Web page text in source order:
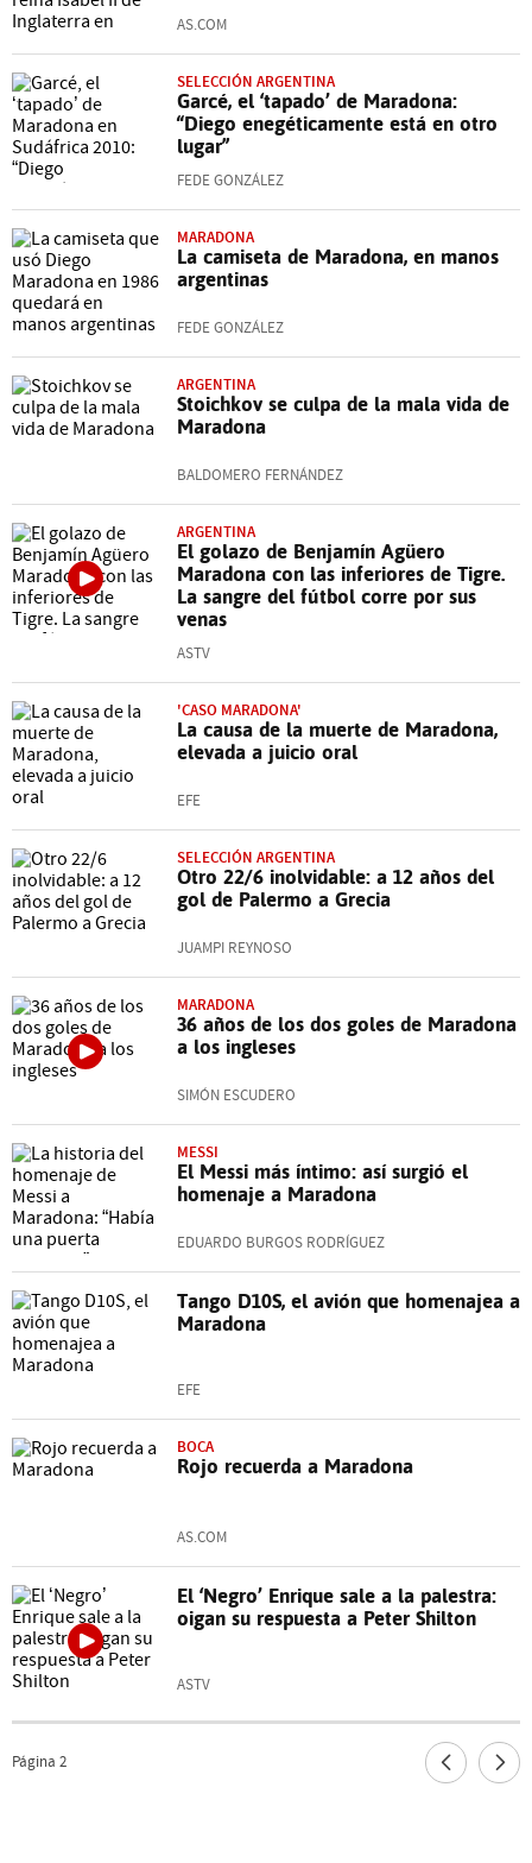
AS.COM
SELECCIÓN ARGENTINA
Garcé, el ‘tapado’ de Maradona:
“Diego enegéticamente está en otro
lugar”
FEDE GONZÁLEZ
MARADONA
La camiseta de Maradona, en manos
argentinas
FEDE GONZÁLEZ
ARGENTINA
Stoichkov se culpa de la mala vida de
Maradona
BALDOMERO FERNÁNDEZ
ARGENTINA
El golazo de Benjamín Agüero
Maradona con las inferiores de Tigre.
La sangre del fútbol corre por sus
venas
ASTV
'CASO MARADONA'
La causa de la muerte de Maradona,
elevada a juicio oral
EFE
SELECCIÓN ARGENTINA
Otro 22/6 inolvidable: a 12 años del
gol de Palermo a Grecia
JUAMPI REYNOSO
MARADONA
36 años de los dos goles de Maradona
a los ingleses
SIMÓN ESCUDERO
MESSI
El Messi más íntimo: así surgió el
homenaje a Maradona
EDUARDO BURGOS RODRÍGUEZ
Tango D10S, el avión que homenajea a
Maradona
EFE
BOCA
Rojo recuerda a Maradona
AS.COM
El ‘Negro’ Enrique sale a la palestra:
oigan su respuesta a Peter Shilton
ASTV
Página 2